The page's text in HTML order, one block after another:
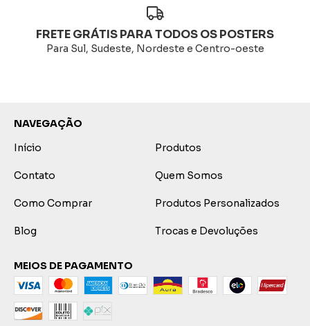
FRETE GRÁTIS PARA TODOS OS POSTERS
Para Sul, Sudeste, Nordeste e Centro-oeste
NAVEGAÇÃO
Início
Produtos
Contato Quem Somos
Como Comprar Produtos Personalizados
Blog Trocas e Devoluções
MEIOS DE PAGAMENTO